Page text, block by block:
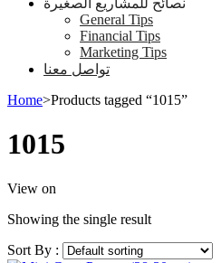
General Tips
Financial Tips
Marketing Tips
تواصل معنا
Home>Products tagged “1015”
1015
View on
Showing the single result
Sort By :